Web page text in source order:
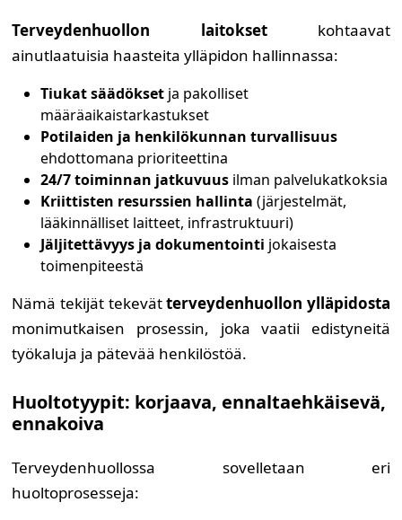
Terveydenhuollon laitoksetkohtaavat
ainutlaatuisia haasteita ylläpidon hallinnassa:
Tiukat säädökset ja pakolliset
määräaikaistarkastukset
Potilaiden ja henkilökunnan turvallisuus
ehdottomana prioriteettina
24/7 toiminnan jatkuvuus ilman palvelukatkoksia
Kriittisten resurssien hallinta (järjestelmät,
lääkinnälliset laitteet, infrastruktuuri)
Jäljitettävyys ja dokumentointi jokaisesta
toimenpiteestä
Nämä tekijät tekevätterveydenhuollon ylläpidosta
monimutkaisen prosessin, joka vaatii edistyneitä
työkaluja ja pätevää henkilöstöä.
Huoltotyypit: korjaava, ennaltaehkäisevä,
ennakoiva
Terveydenhuollossa sovelletaan eri
huoltoprosesseja: